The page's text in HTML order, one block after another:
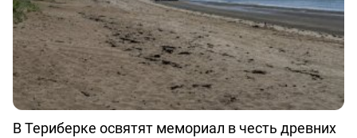
В Териберке освятят мемориал в честь древних